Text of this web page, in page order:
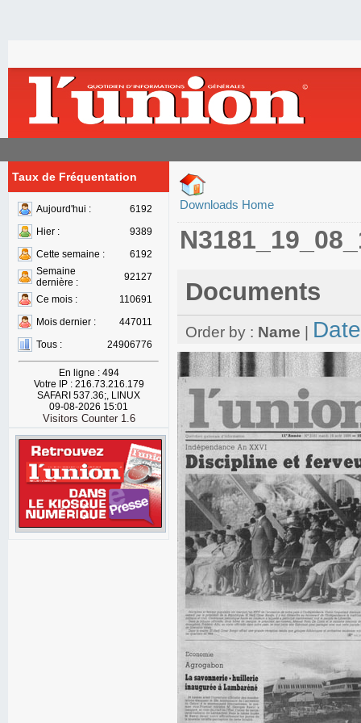
Taux de Fréquentation
Aujourd'hui :
6192
Hier :
9389
Cette semaine :
6192
Semaine
dernière :
92127
Ce mois :
110691
Mois dernier :
447011
Tous :
24906776
En ligne : 494
Votre IP : 216.73.216.179
SAFARI 537.36;, LINUX
09-08-2026 15:01
Visitors Counter 1.6
Downloads Home
Documents
Order by : Name Date